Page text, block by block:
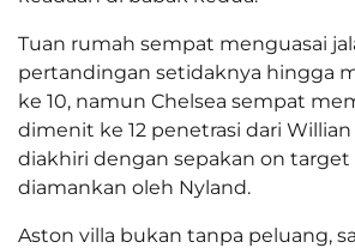
Tuan rumah sempat menguasai
pertandingan setidaknya hingga
ke 10, namun Chelsea sempat
dimenit ke 12 penetrasi dari Willian
diakhiri dengan sepakan on target
diamankan oleh Nyland.
Aston villa bukan tanpa peluang,